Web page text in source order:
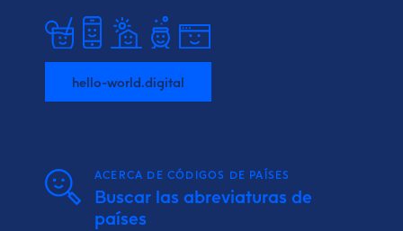
hello-world.digital
ACERCA DE CÓDIGOS DE PAÍSES
Buscar las abreviaturas de
países